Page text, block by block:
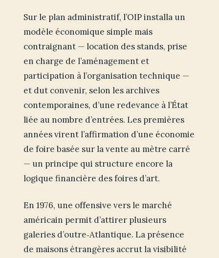
Sur le plan administratif, l’OIP installa un
modèle économique simple mais
contraignant — location des stands, prise
en charge de l’aménagement et
participation à l’organisation technique —
et dut convenir, selon les archives
contemporaines, d’une redevance à l’État
liée au nombre d’entrées. Les premières
années virent l’affirmation d’une économie
de foire basée sur la vente au mètre carré
— un principe qui structure encore la
logique financière des foires d’art.
En 1976, une offensive vers le marché
américain permit d’attirer plusieurs
galeries d’outre‑Atlantique. La présence
de maisons étrangères accrut la visibilité